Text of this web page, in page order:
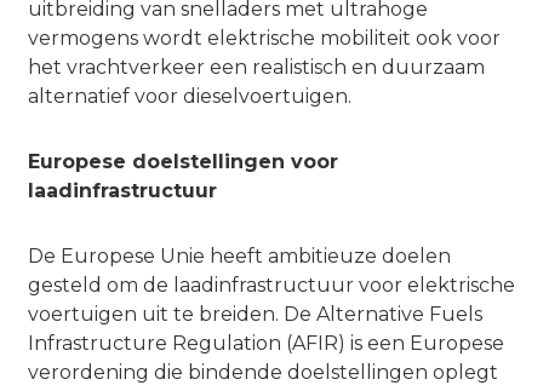
uitbreiding van snelladers met ultrahoge
vermogens wordt elektrische mobiliteit ook voor
het vrachtverkeer een realistisch en duurzaam
alternatief voor dieselvoertuigen.
Europese doelstellingen voor
laadinfrastructuur
De Europese Unie heeft ambitieuze doelen
gesteld om de laadinfrastructuur voor elektrische
voertuigen uit te breiden. De Alternative Fuels
Infrastructure Regulation (AFIR) is een Europese
verordening die bindende doelstellingen oplegt